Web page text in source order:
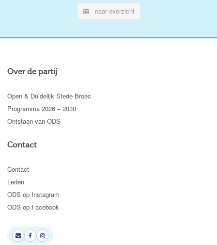
naar overzicht
Over de partij
Open & Duidelijk Stede Broec
Programma 2026 – 2030
Ontstaan van ODS
Contact
Contact
Leden
ODS op Instagram
ODS op Facebook